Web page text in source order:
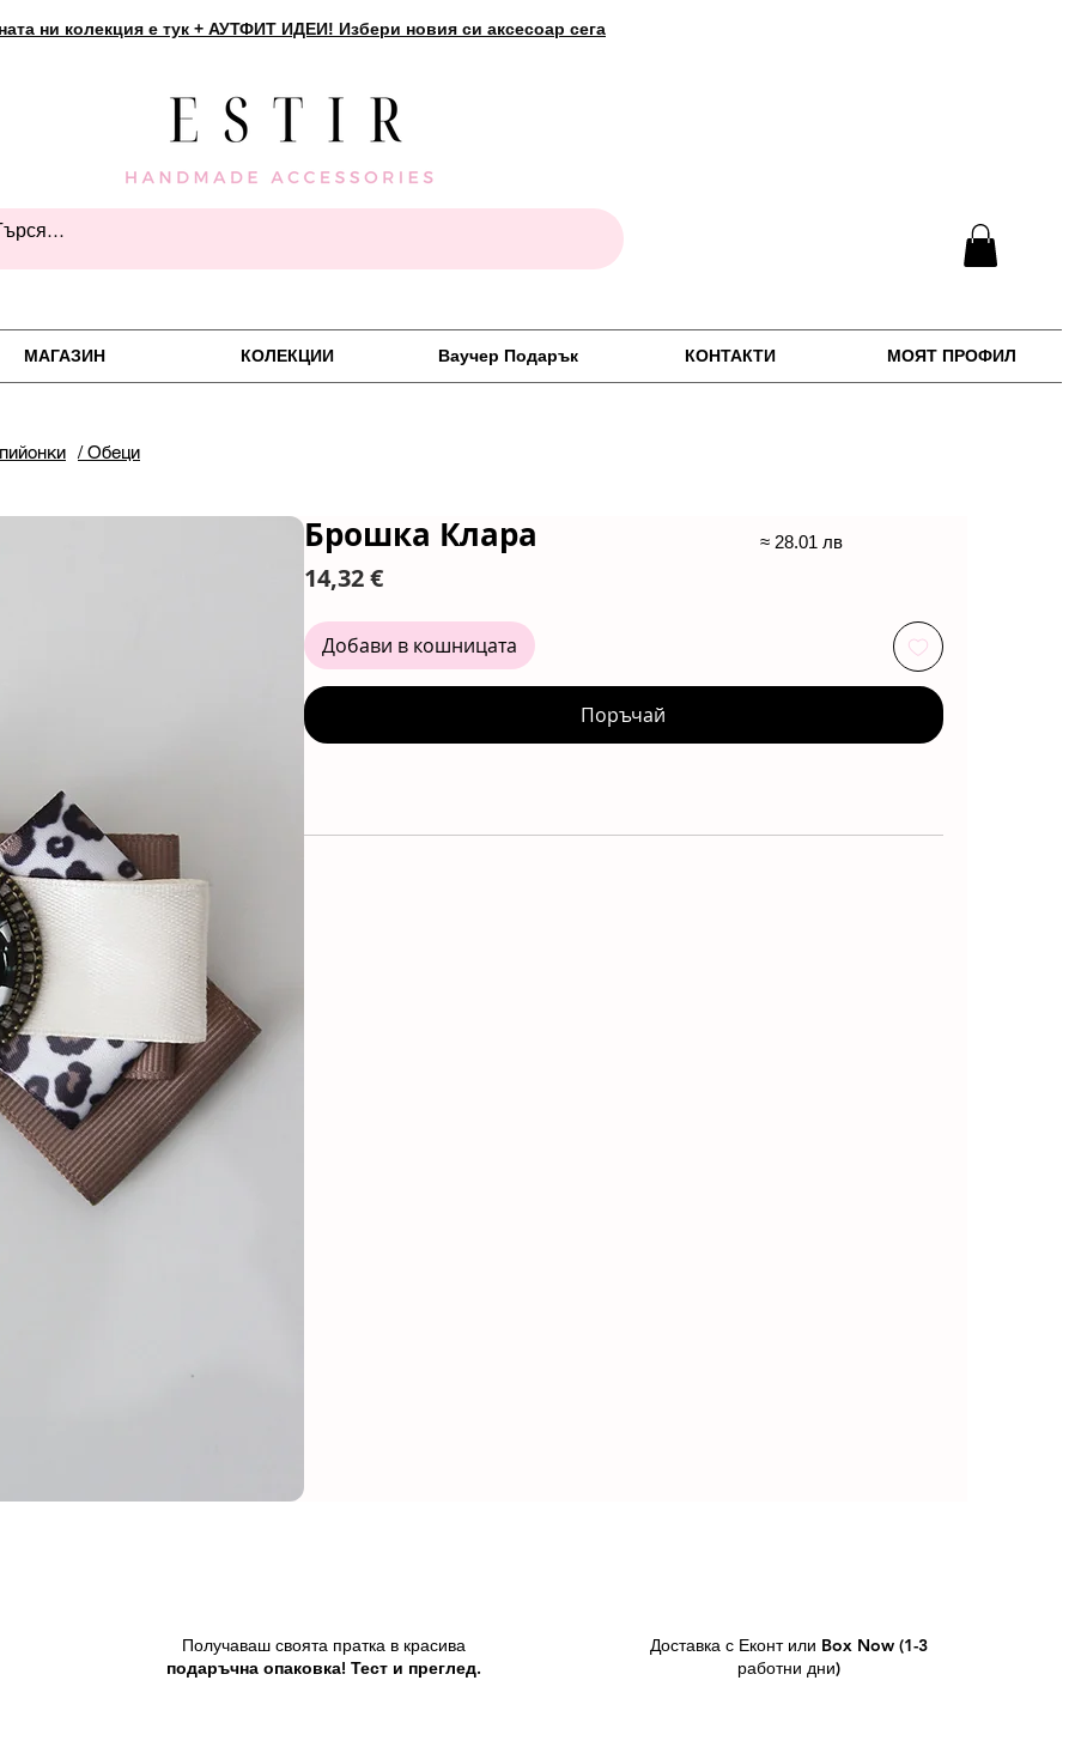
ни колекция е тук + АУТФИТ ИДЕИ! Избери новия си аксесоар сега
МАГАЗИН КОЛЕКЦИИ Ваучер Подарък КОНТАКТИ МОЯТ ПРОФИЛ
/ Обеци
Брошка Клара
14,32 €Цена
Добави в кошницата
Поръчай
≈ 28.01 лв
Получаваш своята пратка в красива
подаръчна опаковка! Тест и преглед.
Доставка с Еконт или Box Now (1-3
работни дни)